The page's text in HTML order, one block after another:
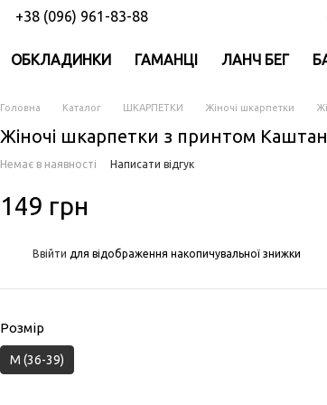
+38 (096) 961-83-88
ОБКЛАДИНКИ ГАМАНЦІ ЛАНЧ БЕГ
Головна Каталог ШКАРПЕТКИ Жіночі шкарпетки
Жіночі шкарпетки з принтом
Немає в наявності Написати відгук
149 грн
Ввійти для відображення накопичувальної знижки
Розмір
M (36-39)